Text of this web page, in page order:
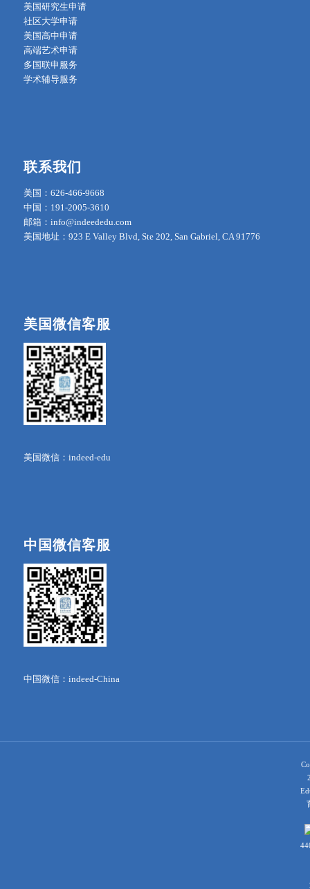
美国研究生申请
社区大学申请
美国高中申请
高端艺术申请
多国联申服务
学术辅导服务
联系我们
美国：626-466-9668
中国：191-2005-3610
邮箱：info@indeededu.com
美国地址：923 E Valley Blvd, Ste 202, San Gabriel, CA 91776
美国微信客服
美国微信：indeed-edu
中国微信客服
中国微信：indeed-China